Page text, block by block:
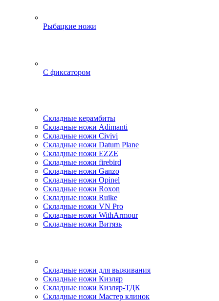
Рыбацкие ножи
С фиксатором
Складные керамбиты
Складные ножи Adimanti
Складные ножи Civivi
Складные ножи Datum Plane
Складные ножи EZZE
Складные ножи firebird
Складные ножи Ganzo
Складные ножи Opinel
Складные ножи Roxon
Складные ножи Ruike
Складные ножи VN Pro
Складные ножи WithArmour
Складные ножи Витязь
Складные ножи для выживания
Складные ножи Кизляр
Складные ножи Кизляр-ТДК
Складные ножи Мастер клинок